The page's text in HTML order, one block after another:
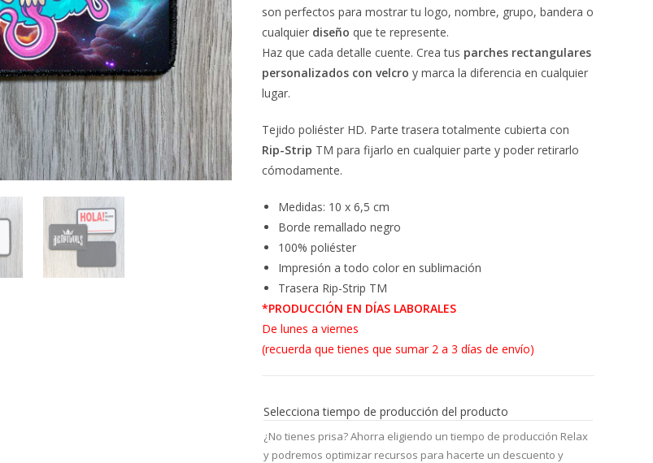
son perfectos para mostrar tu logo, nombre, grupo, bandera o
cualquier diseño que te represente.
Haz que cada detalle cuente. Crea tus parches rectangulares
personalizados con velcro y marca la diferencia en cualquier
lugar.
Tejido poliéster HD. Parte trasera totalmente cubierta con
Rip-Strip TM para fijarlo en cualquier parte y poder retirarlo
cómodamente.
Medidas: 10 x 6,5 cm
Borde remallado negro
100% poliéster
Impresión a todo color en sublimación
Trasera Rip-Strip TM
*PRODUCCIÓN EN DÍAS LABORALES
De lunes a viernes
(recuerda que tienes que sumar 2 a 3 días de envío)
Selecciona tiempo de producción del producto
¿No tienes prisa? Ahorra eligiendo un tiempo de producción Relax
y podremos optimizar recursos para hacerte un descuento y